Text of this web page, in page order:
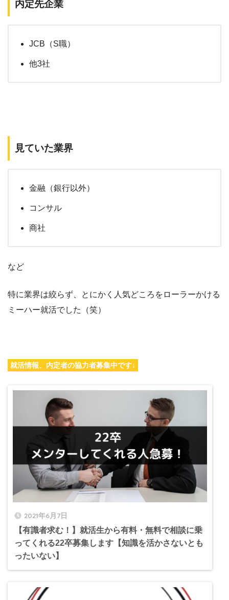
内定先企業
JCB（S職）
他3社
見ていた業界
金融（銀行以外）
コンサル
商社
など
特に業界は絞らず、とにかく人気どころをローラーかける
ミーハー就活でした（笑）
就活情報、内定者の協力者募集中です↓
2021年6月7日
【有識者求む！】就活生から有料・無料で相談に乗
ってくれる22卒募集します【知識を活かさないとも
ったいない】